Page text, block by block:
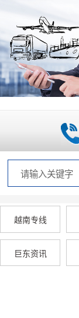
越南专线
巨东资讯